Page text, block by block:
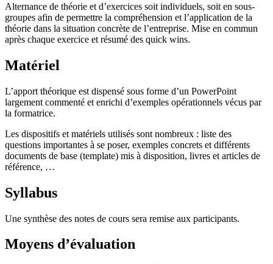
Alternance de théorie et d’exercices soit individuels, soit en sous-
groupes afin de permettre la compréhension et l’application de la
théorie dans la situation concrète de l’entreprise. Mise en commun
après chaque exercice et résumé des quick wins.
Matériel
L’apport théorique est dispensé sous forme d’un PowerPoint
largement commenté et enrichi d’exemples opérationnels vécus par
la formatrice.
Les dispositifs et matériels utilisés sont nombreux : liste des
questions importantes à se poser, exemples concrets et différents
documents de base (template) mis à disposition, livres et articles de
référence, …
Syllabus
Une synthèse des notes de cours sera remise aux participants.
Moyens d’évaluation